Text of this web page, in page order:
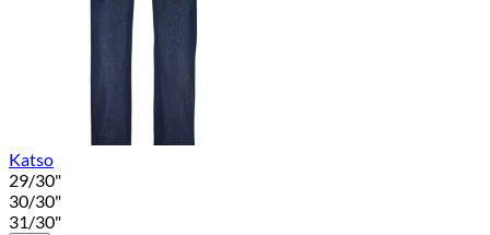
Katso
29/30"
30/30"
31/30"